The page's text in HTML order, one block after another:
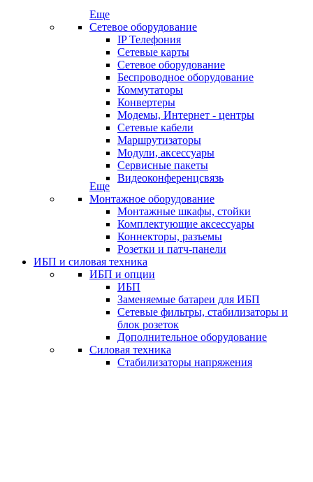
Еще
Сетевое оборудование
IP Телефония
Сетевые карты
Сетевое оборудование
Беспроводное оборудование
Коммутаторы
Конвертеры
Модемы, Интернет - центры
Сетевые кабели
Маршрутизаторы
Модули, аксессуары
Сервисные пакеты
Видеоконференцсвязь
Еще
Монтажное оборудование
Монтажные шкафы, стойки
Комплектующие аксессуары
Коннекторы, разъемы
Розетки и патч-панели
ИБП и силовая техника
ИБП и опции
ИБП
Заменяемые батареи для ИБП
Сетевые фильтры, стабилизаторы и
блок розеток
Дополнительное оборудование
Силовая техника
Стабилизаторы напряжения